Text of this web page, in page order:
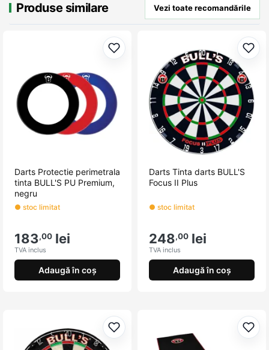
Produse similare Vezi toate recomandările
Adaugă la favorite
Darts Protectie perimetrala
tinta BULL'S PU Premium,
negru
● stoc limitat
183,00 lei
TVA inclus
Adaugă în coș
Darts Tinta darts BULL'S
Focus II Plus
● stoc limitat
248,00 lei
TVA inclus
Adaugă în coș
Adaugă la favorite